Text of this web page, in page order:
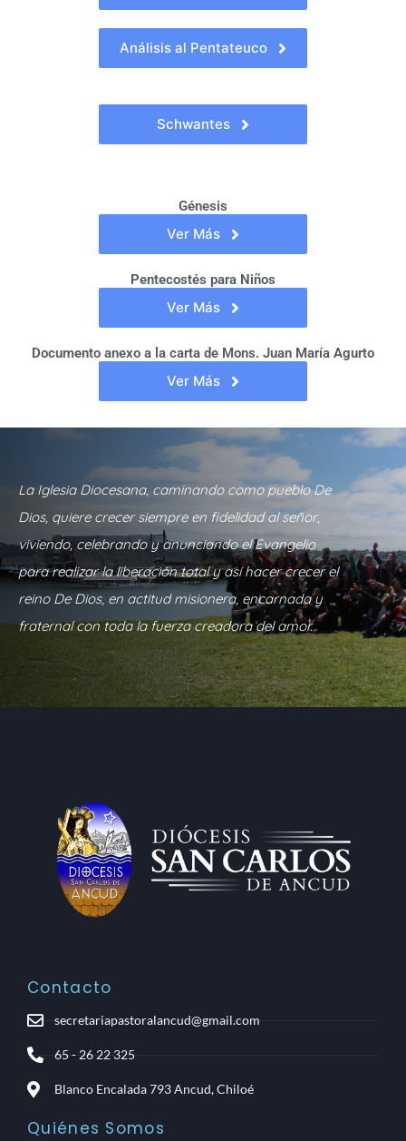
Análisis al Pentateuco
Schwantes
Génesis
Ver Más
Pentecostés para Niños
Ver Más
Documento anexo a la carta de Mons. Juan María Agurto
Ver Más
La Iglesia Diocesana, caminando como pueblo De
Dios, quiere crecer siempre en fidelidad al señor,
viviendo, celebrando y anunciando el Evangelio
para realizar la liberación total y así hacer crecer el
reino De Dios, en actitud misionera, encarnada y
fraternal con toda la fuerza creadora del amor.
Contacto
secretariapastoralancud@gmail.com
65 - 26 22 325
Blanco Encalada 793 Ancud, Chiloé
Quiénes Somos